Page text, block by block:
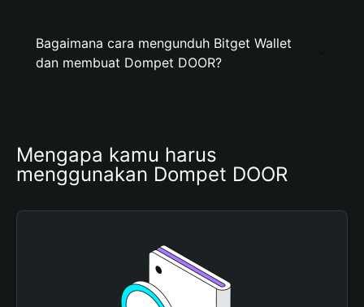
Bagaimana cara mengunduh Bitget Wallet
dan membuat Dompet DOOR?
Mengapa kamu harus
menggunakan Dompet DOOR